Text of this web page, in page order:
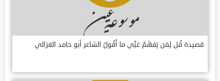
قصيدة قُل لِمَن يَفهَمُ عَنِّي ما أَقُولُ الشاعر أبو حامد الغزالي